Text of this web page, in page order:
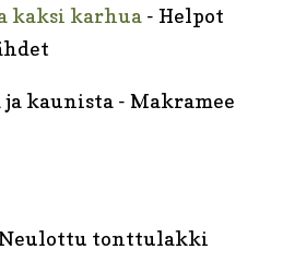
kaksi karhua - Helpot
kaunista - Makramee
tonttulakki